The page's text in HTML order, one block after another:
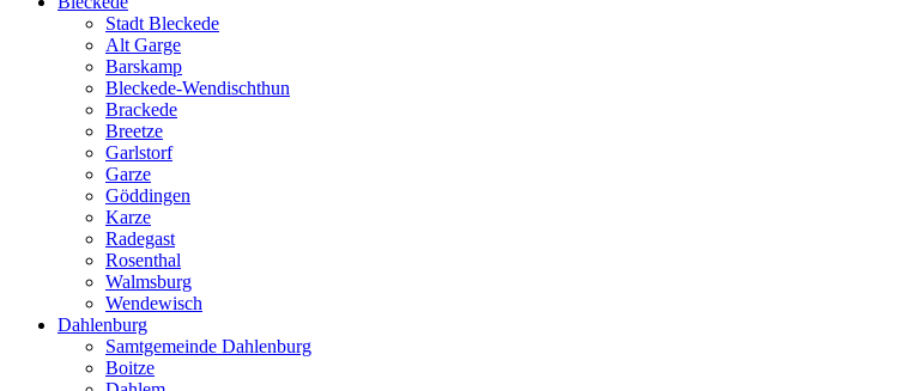
Stadt Bleckede
Alt Garge
Barskamp
Bleckede-Wendischthun
Brackede
Breetze
Garlstorf
Garze
Göddingen
Karze
Radegast
Rosenthal
Walmsburg
Wendewisch
Dahlenburg
Samtgemeinde Dahlenburg
Boitze